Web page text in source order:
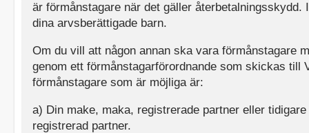
är förmånstagare när det gäller återbetalningsskydd.
dina arvsberättigade barn.
Om du vill att någon annan ska vara förmånstagare
genom ett förmånstagarförordnande som skickas till
förmånstagare som är möjliga är:
a) Din make, maka, registrerade partner eller
registrerad partner.